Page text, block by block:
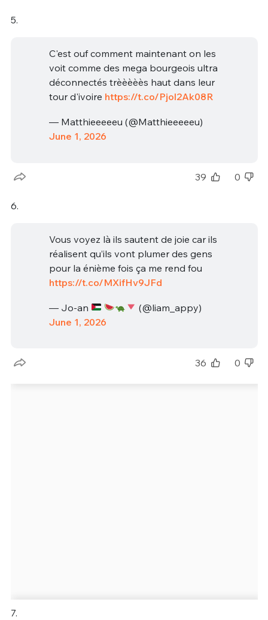
5.
C'est ouf comment maintenant on les
voit comme des mega bourgeois ultra
déconnectés trèèèèès haut dans leur
tour d'ivoire https://t.co/Pjol2Ak08R
— Matthieeeeeu (@Matthieeeeeu)
June 1, 2026
39 0
6.
Vous voyez là ils sautent de joie car ils
réalisent qu’ils vont plumer des gens
pour la énième fois ça me rend fou
https://t.co/MXifHv9JFd
— Jo-an
(@liam_appy)
June 1, 2026
36 0
7.